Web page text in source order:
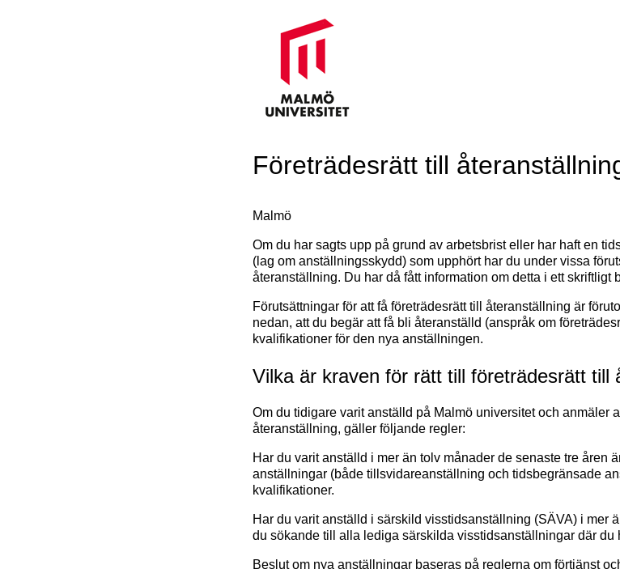
Företrädesrätt till
Malmö
Om du har sagts upp på grund av arbetsbrist eller har haft en
(lag om anställningsskydd) som upphört har du under vissa
återanställning. Du har då fått information om detta i ett skriftligt
Förutsättningar för att få företrädesrätt till återanställning är
nedan, att du begär att få bli återanställd (anspråk om
kvalifikationer för den nya anställningen.
Vilka är kraven för rätt till företrädesrätt till
Om du tidigare varit anställd på Malmö universitet och anmäler
återanställning, gäller följande regler:
Har du varit anställd i mer än tolv månader de senaste tre åren
anställningar (både tillsvidareanställning och tidsbegränsade
kvalifikationer.
Har du varit anställd i särskild visstidsanställning (SÄVA) i mer
du sökande till alla lediga särskilda visstidsanställningar där du
Beslut om nya anställningar baseras på reglerna om förtjänst